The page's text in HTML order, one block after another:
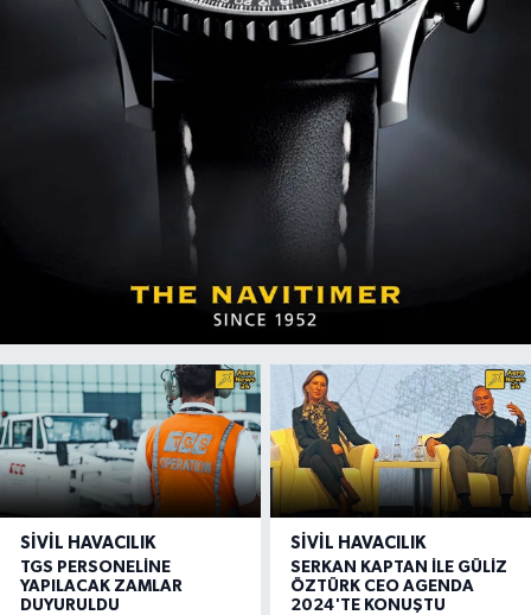
SIVIL HAVACILIK
TGS PERSONELİNE
YAPILACAK ZAMLAR
DUYURULDU
SIVIL HAVACILIK
SERKAN KAPTAN İLE GÜLİZ
ÖZTÜRK CEO AGENDA
2024'TE KONUŞTU